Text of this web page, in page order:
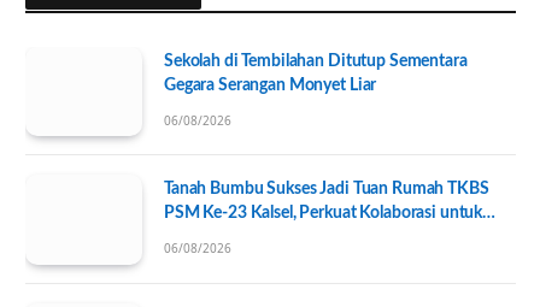
Sekolah di Tembilahan Ditutup Sementara
Gegara Serangan Monyet Liar
06/08/2026
Tanah Bumbu Sukses Jadi Tuan Rumah TKBS
PSM Ke-23 Kalsel, Perkuat Kolaborasi untuk
06/08/2026